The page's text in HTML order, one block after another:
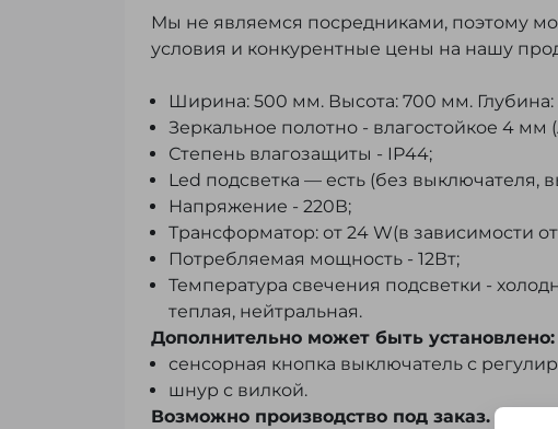
Мы не являемся посредниками, поэтому
условия и конкурентные цены на нашу
Ширина: 500 мм. Высота: 700 мм.
Зеркальное полотно - влагостойкое 4 мм
Степень влагозащиты - IP44;
Led подсветка — есть (без выключателя,
Напряжение - 220В;
Трансформатор: от 24 W(в зависимости
Потребляемая мощность - 12Вт;
Температура свечения подсветки -
теплая, нейтральная.
Дополнительно может быть установлено:
сенсорная кнопка выключатель с
шнур с вилкой.
Возможно производство под заказ.